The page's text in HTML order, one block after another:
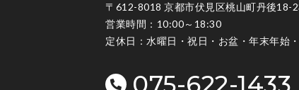
〒612-8018 京都市伏見区桃山町丹後18-
営業時間：10:00～18:30
定休日：水曜日・祝日・お盆・年末年始